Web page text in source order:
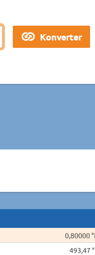
0,80000
493,47